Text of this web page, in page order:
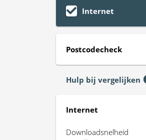
Internet
Postcodecheck
Hulp bij vergelijken
Internet
Downloadsnelheid